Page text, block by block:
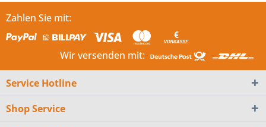
Zahlen Sie mit:
Wir versenden mit:
Service Hotline
Shop Service